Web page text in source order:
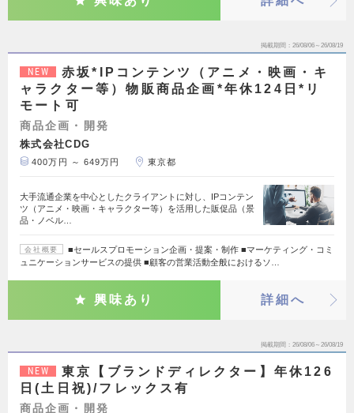
掲載期間 26/08/06～26/08/19
NEW
赤坂*IPコンテンツ（アニメ・映画・キ
ャラクター等）物販商品企画*年休124日*リ
モート可
商品企画・開発
株式会社CDG
400万円 ～ 649万円 東京都
大手流通企業を中心としたクライアントに対し、IPコンテン
ツ（アニメ・映画・キャラクター等）を活用した販促品（景
品・ノベル…
会社概要
■セールスプロモーション企画・提案・制作 ■マーケティング・コミ
ュニケーションサービスの提供 ■顧客の営業活動全般におけるソ…
興味あり 詳細へ
掲載期間 26/08/06～26/08/19
NEW
東京【ブランドディレクター】年休126
日(土日祝)/フレックス有
商品企画・開発